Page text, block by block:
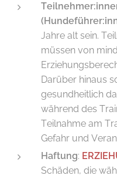
Jahre alt sein.
müssen von
Darüber hinaus
gesundheitlich
während des
Teilnahme am
Gefahr und
Haftung:
Schäden, die